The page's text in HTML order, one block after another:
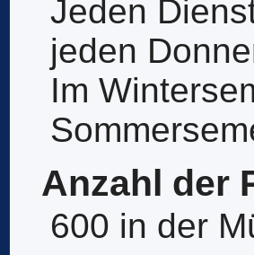
Jeden
jeden
Im
Anzahl der
600 in der